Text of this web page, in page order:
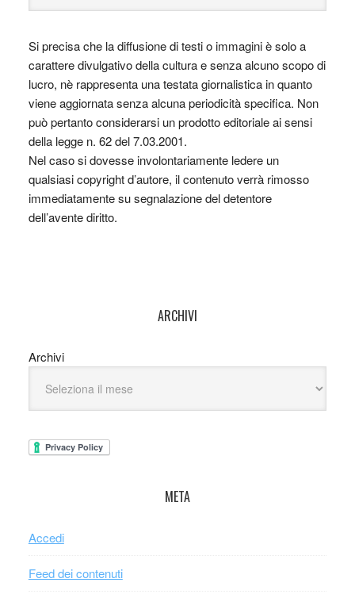
Si precisa che la diffusione di testi o immagini è solo a
carattere divulgativo della cultura e senza alcuno scopo di
lucro, nè rappresenta una testata giornalistica in quanto
viene aggiornata senza alcuna periodicità specifica. Non
può pertanto considerarsi un prodotto editoriale ai sensi
della legge n. 62 del 7.03.2001.
Nel caso si dovesse involontariamente ledere un
qualsiasi copyright d’autore, il contenuto verrà rimosso
immediatamente su segnalazione del detentore
dell’avente diritto.
ARCHIVI
Archivi
META
Accedi
Feed dei contenuti